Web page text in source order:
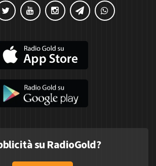
su RadioGold?